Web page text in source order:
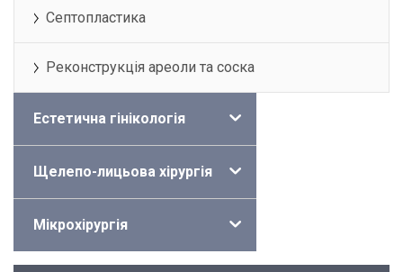
Септопластика
Реконструкція ареоли та соска
Естетична гінікологія
Щелепо-лицьова хірургія
Мікрохірургія